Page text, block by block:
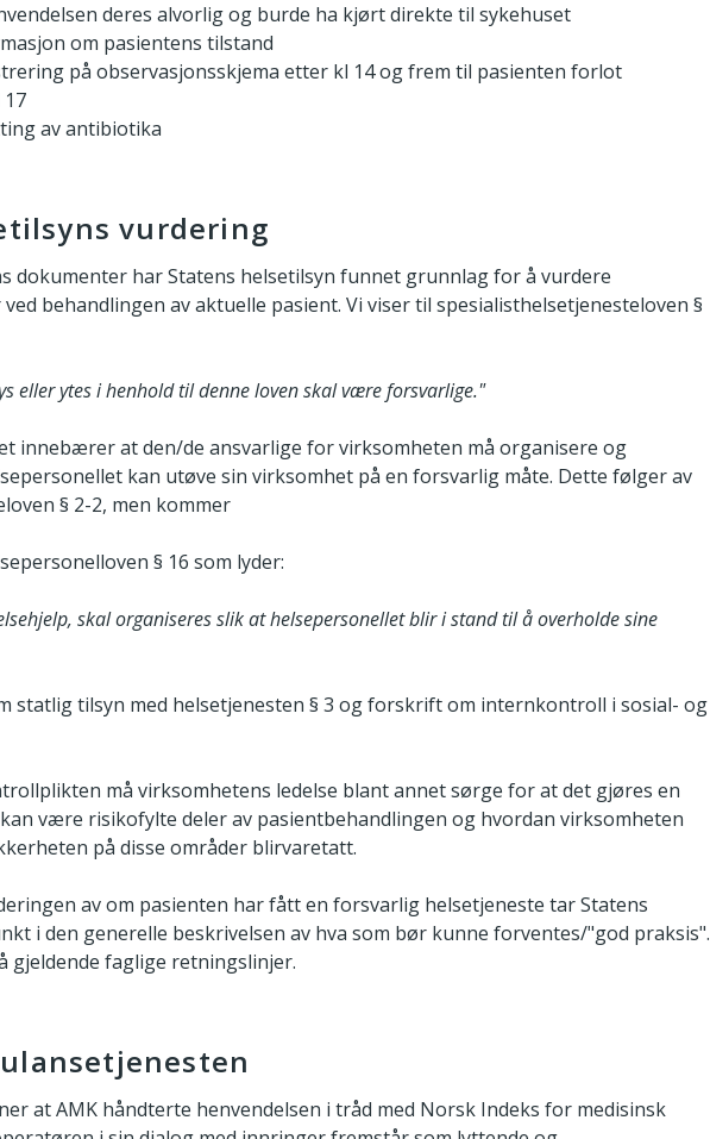
deres alvorlig og burde ha kjørt direkte til sykehuset
om pasientens tilstand
på observasjonsskjema etter kl 14 og frem til pasienten forlot
av antibiotika
vurdering
dokumenter har Statens helsetilsyn funnet grunnlag for å vurdere
behandlingen av aktuelle pasient. Vi viser til spesialisthelsetjenesteloven §
eller ytes i henhold til denne loven skal være forsvarlige."
innebærer at den/de ansvarlige for virksomheten må organisere og
kan utøve sin virksomhet på en forsvarlig måte. Dette følger av
§ 2-2, men kommer
§ 16 som lyder:
skal organiseres slik at helsepersonellet blir i stand til å overholde sine
statlig tilsyn med helsetjenesten § 3 og forskrift om internkontroll i sosial- og
må virksomhetens ledelse blant annet sørge for at det gjøres en
være risikofylte deler av pasientbehandlingen og hvordan virksomheten
på disse områder blirvaretatt.
av om pasienten har fått en forsvarlig helsetjeneste tar Statens
i den generelle beskrivelsen av hva som bør kunne forventes/"god praksis".
gjeldende faglige retningslinjer.
at AMK håndterte henvendelsen i tråd med Norsk Indeks for medisinsk